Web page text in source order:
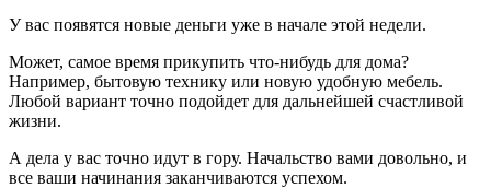
У вас появятся новые деньги уже в начале этой недели.
Может, самое время прикупить что-нибудь для дома?
Например, бытовую технику или новую удобную мебель.
Любой вариант точно подойдет для дальнейшей счастливой
жизни.
А дела у вас точно идут в гору. Начальство вами довольно, и
все ваши начинания заканчиваются успехом.